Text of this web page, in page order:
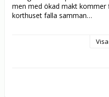
men med ökad makt
korthuset falla samman…
gangstergängs uppgång,